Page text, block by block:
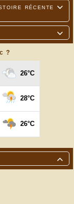

récente

?
